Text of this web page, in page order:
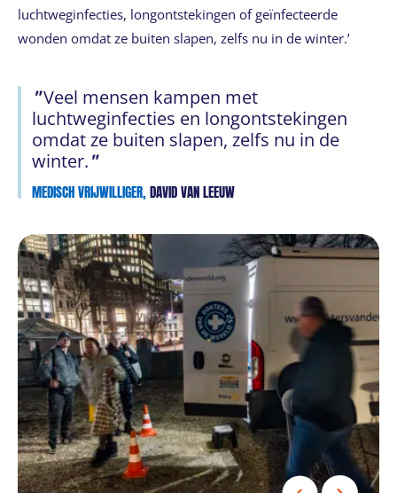
luchtweginfecties, longontstekingen of geïnfecteerde
wonden omdat ze buiten slapen, zelfs nu in de winter.’
Veel mensen kampen met
luchtweginfecties en longontstekingen
omdat ze buiten slapen, zelfs nu in de
winter.
MEDISCH VRIJWILLIGER,DAVID VAN LEEUW